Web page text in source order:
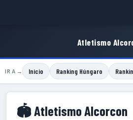
Atletismo
IR A → Inicio Ranking Húngaro
🏟 Atletismo Alcorcon